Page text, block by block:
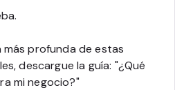
profunda de estas
descargue la guía: "¿Qué
mi negocio?"